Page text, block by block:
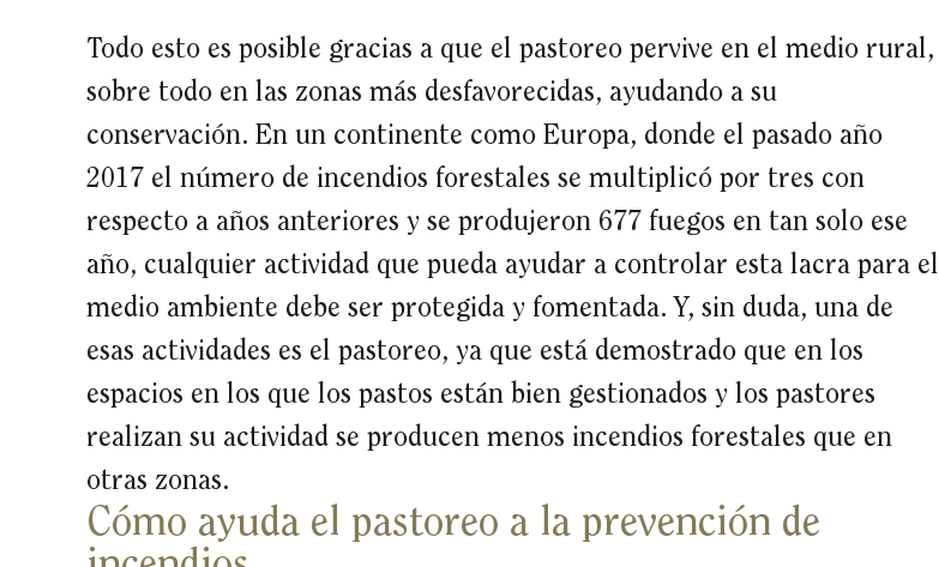
Todo esto es posible gracias a que el pastoreo pervive en el medio rural,
sobre todo en las zonas más desfavorecidas, ayudando a su
conservación. En un continente como Europa, donde el pasado año
2017 el número de incendios forestales se multiplicó por tres con
respecto a años anteriores y se produjeron 677 fuegos en tan solo ese
año, cualquier actividad que pueda ayudar a controlar esta lacra para el
medio ambiente debe ser protegida y fomentada. Y, sin duda, una de
esas actividades es el pastoreo, ya que está demostrado que en los
espacios en los que los pastos están bien gestionados y los pastores
realizan su actividad se producen menos incendios forestales que en
otras zonas.
Cómo ayuda el pastoreo a la prevención de